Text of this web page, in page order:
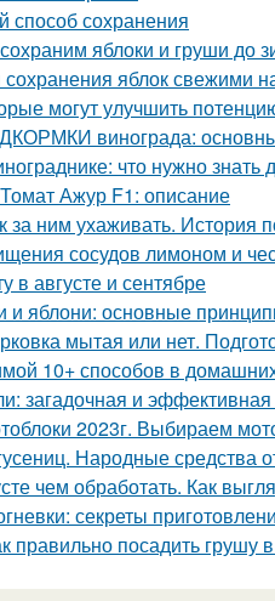
способ сохранения
яблоки и груши до
яблок свежими
могут улучшить
винограда:
что нужно знать
Ажур F1: описание
за ним ухаживать. История
сосудов лимоном и
в августе и сентябре
и яблони: основные
мытая или нет.
10+ способов в
загадочная и
2023г. Выбираем
Народные средства
чем обработать. Как
секреты
правильно посадить грушу